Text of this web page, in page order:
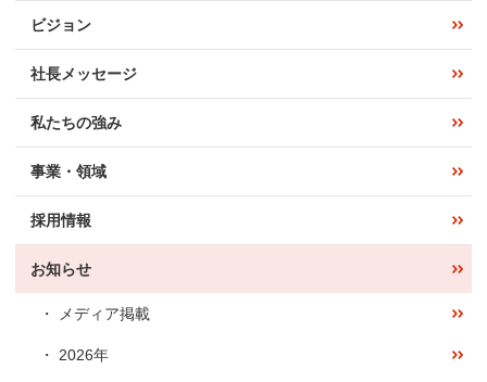
ビジョン
社長メッセージ
私たちの強み
事業・領域
採用情報
お知らせ
メディア掲載
2026年